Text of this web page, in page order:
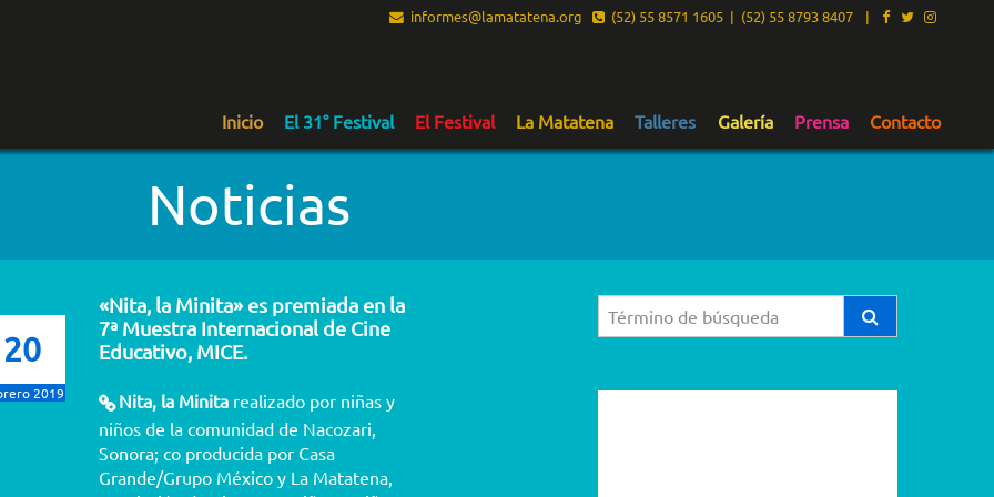
informes@lamatatena.org (52) 55 8571 1605 | (52) 55 8793 8407 |
Inicio El 31° Festival El Festival La Matatena Talleres Galería Prensa Contacto
Noticias
20
2019
«Nita, la Minita» es premiada en la
7ª Muestra Internacional de Cine
Educativo, MICE.
Nita, la Minitarealizado por niñas y
niños de la comunidad de Nacozari,
Sonora; co producida por Casa
Grande/Grupo México y La Matatena,